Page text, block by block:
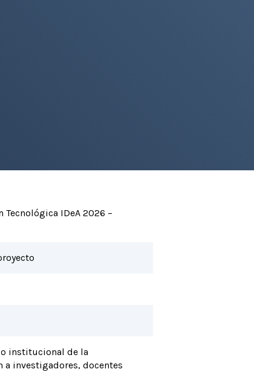
IDeA 2026 –
institucional de la
a investigadores, docentes